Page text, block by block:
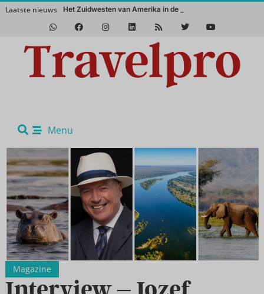
Laatste nieuws
Menu
Magazine